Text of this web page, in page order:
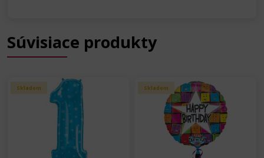
Súvisiace produkty
Skladom Skladom